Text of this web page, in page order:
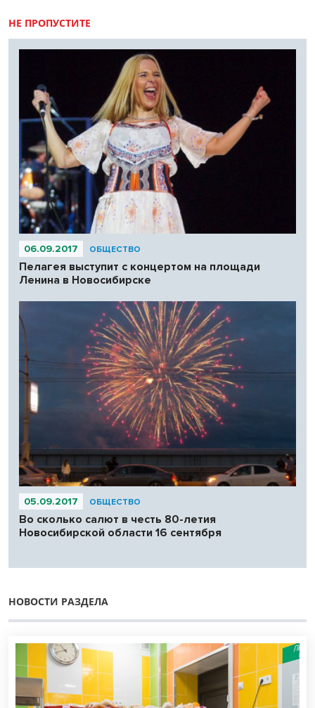
НЕ ПРОПУСТИТЕ
06.09.2017 ОБЩЕСТВО
Пелагея выступит с концертом на площади
Ленина в Новосибирске
05.09.2017 ОБЩЕСТВО
Во сколько салют в честь 80-летия
Новосибирской области 16 сентября
НОВОСТИ РАЗДЕЛА